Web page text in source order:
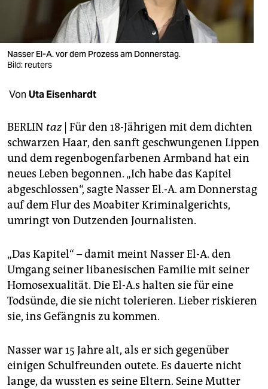
veranstaltungen
fragen & hilfe
unterstützen
abo
genossenschaft
epaper login
Nasser El-A. vor dem Prozess am Donnerstag.
Bild: reuters
Von Uta Eisenhardt
BERLIN taz| Für den 18-Jährigen mit dem dichten
schwarzen Haar, den sanft geschwungenen Lippen
und dem regenbogenfarbenen Armband hat ein
neues Leben begonnen. „Ich habe das Kapitel
abgeschlossen“, sagte Nasser El.-A. am Donnerstag
auf dem Flur des Moabiter Kriminalgerichts,
umringt von Dutzenden Journalisten.
„Das Kapitel“ – damit meint Nasser El-A. den
Umgang seiner libanesischen Familie mit seiner
Homosexualität. Die El-A.s halten sie für eine
Todsünde, die sie nicht tolerieren. Lieber riskieren
sie, ins Gefängnis zu kommen.
Nasser war 15 Jahre alt, als er sich gegenüber
einigen Schulfreunden outete. Es dauerte nicht
lange, da wussten es seine Eltern. Seine Mutter